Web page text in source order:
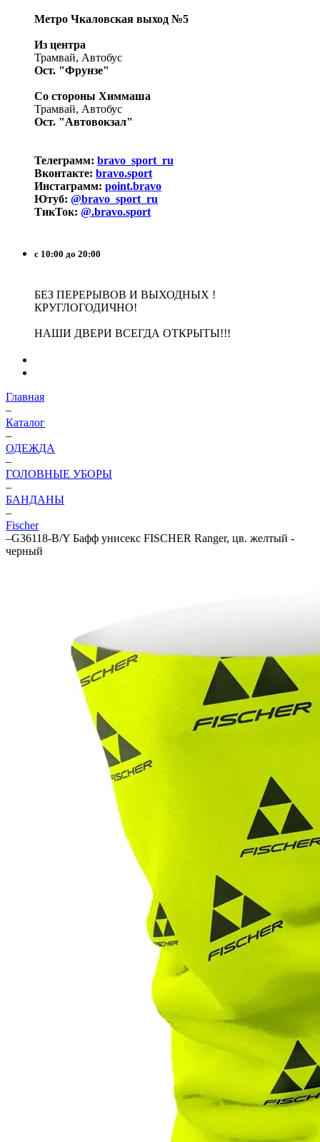
Метро Чкаловская выход №5
Из центра
Трамвай, Автобус
Ост. "Фрунзе"
Со стороны Химмаша
Трамвай, Автобус
Ост. "Автовокзал"
Телеграмм: bravo_sport_ru
Вконтакте: bravo.sport
Инстаграмм: point.bravo
Ютуб: @bravo_sport_ru
ТикТок: @.bravo.sport
с 10:00 до 20:00
БЕЗ ПЕРЕРЫВОВ И ВЫХОДНЫХ !
КРУГЛОГОДИЧНО!
НАШИ ДВЕРИ ВСЕГДА ОТКРЫТЫ!!!
Главная
–
Каталог
–
ОДЕЖДА
–
ГОЛОВНЫЕ УБОРЫ
–
БАНДАНЫ
–
Fischer
–G36118-B/Y Бафф унисекс FISCHER Ranger, цв. желтый -
черный